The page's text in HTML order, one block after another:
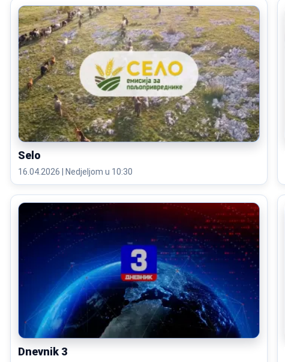
Selo
16.04.2026 | Nedjeljom u 10:30
Dnevnik 3